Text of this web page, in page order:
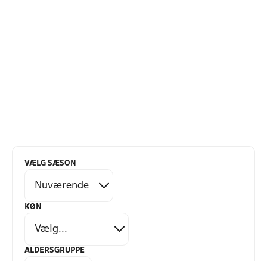
VÆLG SÆSON
KØN
ALDERSGRUPPE